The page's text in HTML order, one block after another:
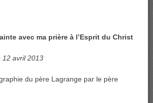
avec ma prière à l’Esprit du Christ
12 avril 2013
du père Lagrange par le père